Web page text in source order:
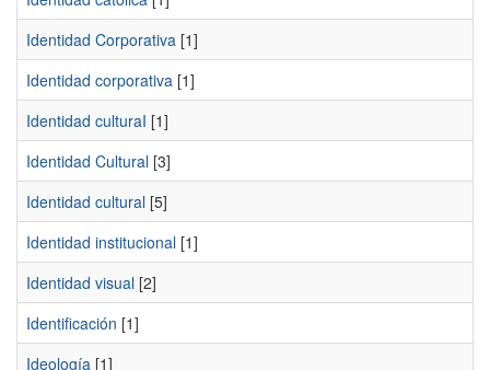
Identidad Corporativa [1]
Identidad corporativa [1]
Identidad culturaI [1]
Identidad Cultural [3]
Identidad cultural [5]
Identidad institucional [1]
Identidad visual [2]
Identificación [1]
Ideología [1]